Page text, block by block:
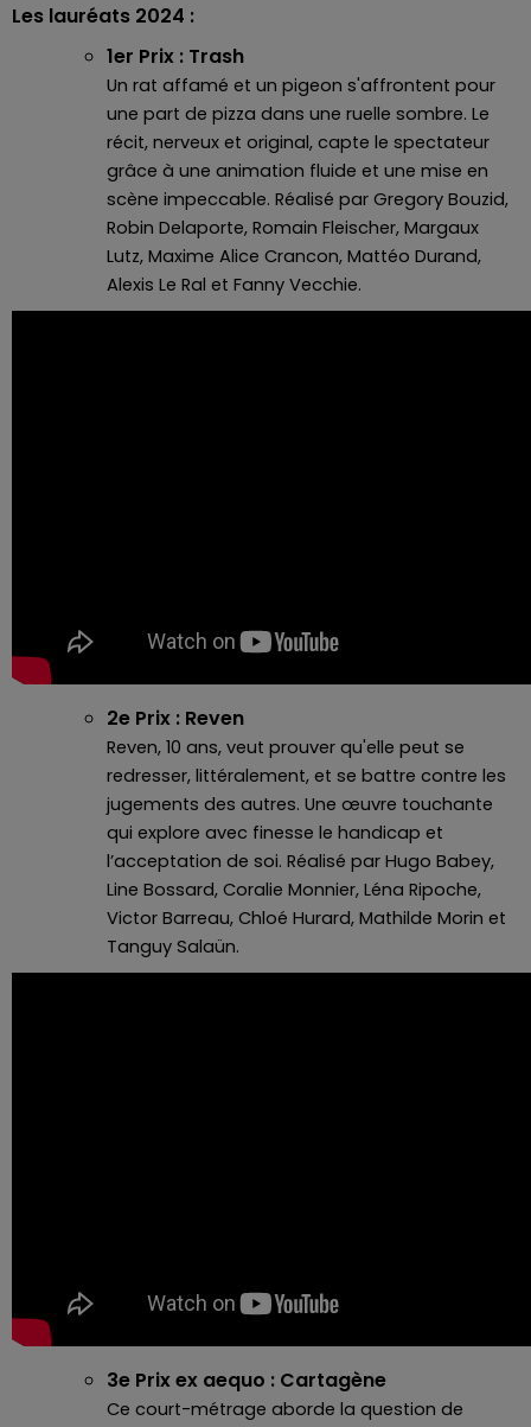
Les lauréats 2024 :
1er Prix : Trash
Un rat affamé et un pigeon s'affrontent pour
une part de pizza dans une ruelle sombre. Le
récit, nerveux et original, capte le spectateur
grâce à une animation fluide et une mise en
scène impeccable. Réalisé par Gregory Bouzid,
Robin Delaporte, Romain Fleischer, Margaux
Lutz, Maxime Alice Crancon, Mattéo Durand,
Alexis Le Ral et Fanny Vecchie.
2e Prix : Reven
Reven, 10 ans, veut prouver qu'elle peut se
redresser, littéralement, et se battre contre les
jugements des autres. Une œuvre touchante
qui explore avec finesse le handicap et
l’acceptation de soi. Réalisé par Hugo Babey,
Line Bossard, Coralie Monnier, Léna Ripoche,
Victor Barreau, Chloé Hurard, Mathilde Morin et
Tanguy Salaün.
3e Prix ex aequo : Cartagène
Ce court-métrage aborde la question de